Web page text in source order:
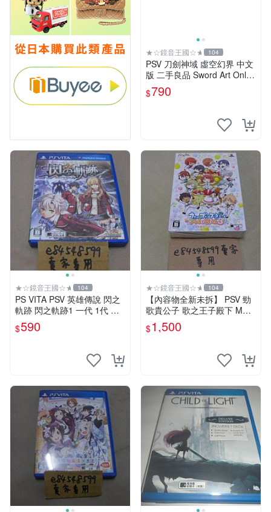
★☆鏡音王國☆★ 104
PSV 刀劍神域 虛空幻界 中文
版 二手良品 Sword Art Onlin
e -Hollow・Realization-
$790
★☆鏡音王國☆★ 104
PS VITA PSV 英雄傳說 閃之
軌跡 閃之軌跡1 一代 1代 純
日版 日文版 二手 FALCOM
閃の軌跡 閃軌
$590
★☆鏡音王國☆★ 104
【內容物全新未拆】 PSV 勁
歌貴公子 歌之王子殿下 MUS
IC 3 歌王子 限定版 初回限定
BOX 日版日文版 純日版
$1,500